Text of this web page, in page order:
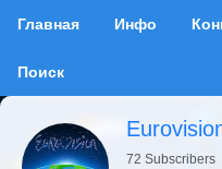
Главная Инфо
Поиск
72 Subscribers